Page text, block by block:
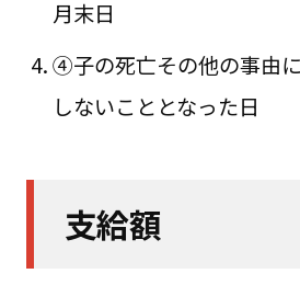
月末日
④子の死亡その他の事由
しないこととなった日
支給額